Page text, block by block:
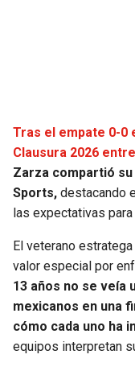
CARDINALS
RAMS
49ERS
SEAHAWKS
MAVERICKS
ROCKETS
GRIZZLIES
PELICANS
Tras el empate 0-0
Clausura 2026
Zarza compartió
Sports, destacando
las expectativas
El veterano
valor especial por
13 años no se veía
mexicanos en una
cómo cada uno ha
equipos interpretan